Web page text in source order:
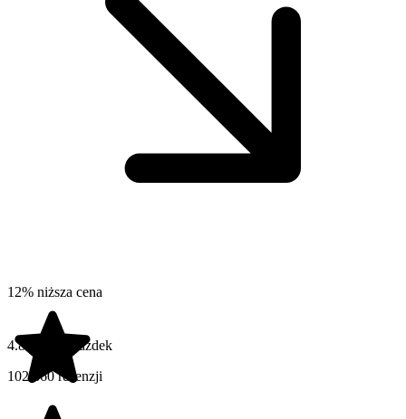
12% niższa cena
4.8 na 5 gwiazdek
102.860 recenzji